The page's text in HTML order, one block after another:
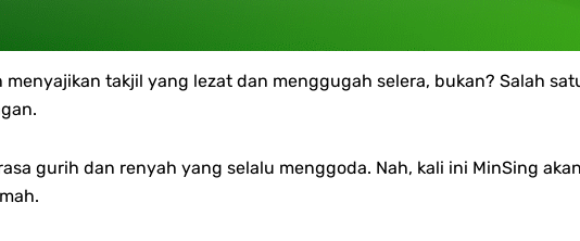
takjil yang lezat dan menggugah selera, bukan? Salah
gurih dan renyah yang selalu menggoda. Nah, kali ini MinSing